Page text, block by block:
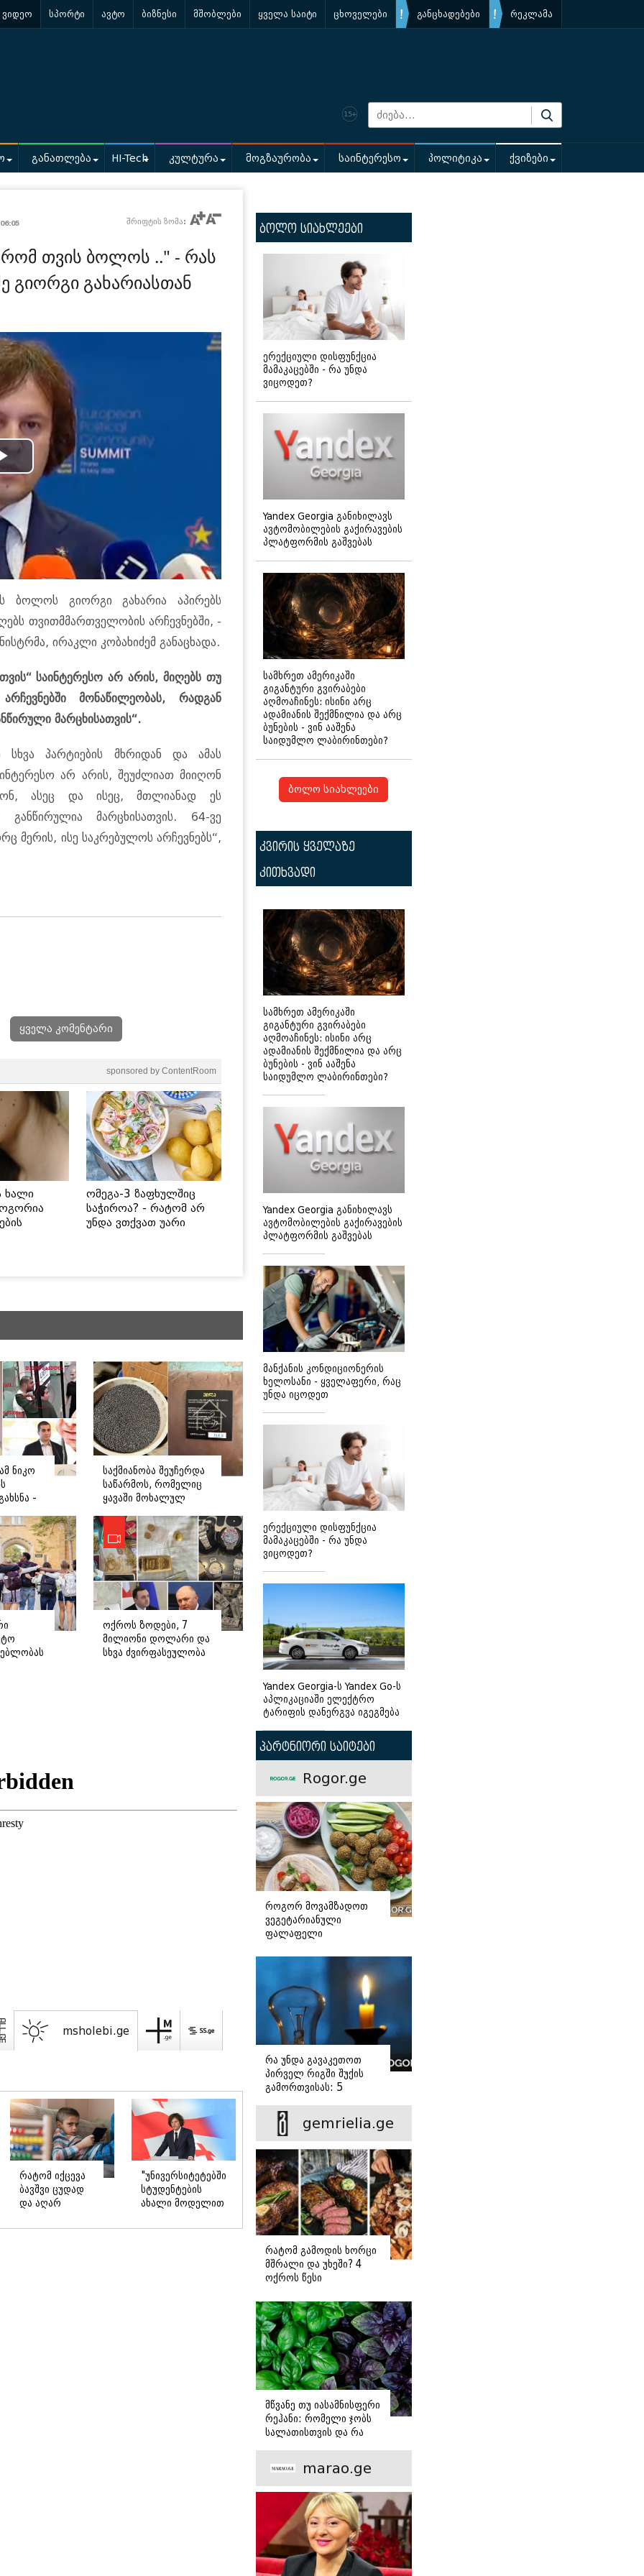
ვიდეო სპორტი ავტო ბიზნესი მშობლები ყველა საიტი ცხოველები განცხადებები რეკლამა
განათლება HI-Tech კულტურა მოგზაურობა საინტერესო პოლიტიკა ქვიზები
06:05 შრიფტის ზომა:
რომ თვის ბოლოს .." - რას
გიორგი გახარიასთან
Play
Video
ბოლოს გიორგი გახარია აპირებს
თვითმმართველობის არჩევნებში, -
ირაკლი კობახიძემ განაცხადა.
საინტერესო არ არის, მიღებს თუ
მონაწილეობას, რადგან
მარცხისათვის“.
სხვა პარტიების მხრიდან და ამას
არ არის, შეუძლიათ მიიღონ
ასეც და ისეც, მთლიანად ეს
მარცხისათვის. 64-ვე
მერის, ისე საკრებულოს არჩევნებს“,
ყველა კომენტარი
sponsored by ContentRoom
ხალი
ომეგა-3 ზაფხულშიც
საჭიროა? - რატომ არ
უნდა ვთქვათ უარი
ნიკო
-
საქმიანობა შეუჩერდა
საწარმოს, რომელიც
ყავაში მოხალულ
რეგისტრაციის გარეშე
საქმიანობდა -
დეტალები
ოქროს ზოდები, 7
მილიონი დოლარი და
სხვა ძვირფასეულობა
msholebi.ge
რატომ იქცევა
ბავშვი ცუდად
და აღარ
გვეუბნება მისი
"უნივერსიტეტებში
სტუდენტების
ახალი მოდელით
სექტემბრიდან
ბოლო სიახლეები
ერექციული დისფუნქცია
მამაკაცებში - რა უნდა
ვიცოდეთ?
Yandex Georgia განიხილავს
ავტომობილების გაქირავების
პლატფორმის გაშვებას
სამხრეთ ამერიკაში
გიგანტური გვირაბები
აღმოაჩინეს: ისინი არც
ადამიანის შექმნილია და არც
ბუნების - ვინ ააშენა
საიდუმლო ლაბირინთები?
ბოლო სიახლეები
კვირის ყველაზე
კითხვადი
სამხრეთ ამერიკაში
გიგანტური გვირაბები
აღმოაჩინეს: ისინი არც
ადამიანის შექმნილია და არც
ბუნების - ვინ ააშენა
საიდუმლო ლაბირინთები?
Yandex Georgia განიხილავს
ავტომობილების გაქირავების
პლატფორმის გაშვებას
მანქანის კონდიციონერის
ხელოსანი - ყველაფერი, რაც
უნდა იცოდეთ
ერექციული დისფუნქცია
მამაკაცებში - რა უნდა
ვიცოდეთ?
Yandex Georgia-ს Yandex Go-ს
აპლიკაციაში ელექტრო
ტარიფის დანერგვა იგეგმება
პარტნიორი საიტები
Rogor.ge
როგორ მოვამზადოთ
ვეგეტარიანული
ფალაფელი
რა უნდა გავაკეთოთ
პირველ რიგში შუქის
გამორთვისას: 5
gemrielia.ge
რატომ გამოდის ხორცი
მშრალი და უხეში? 4
ოქროს წესი
სტეიკისა და
მწვადისთვის
მწვანე თუ იასამნისფერი
რეჰანი: რომელი ჯობს
სალათისთვის და რა
marao.ge